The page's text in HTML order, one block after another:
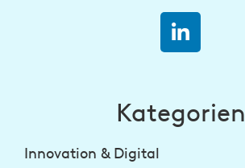
Kategorien
Innovation & Digital